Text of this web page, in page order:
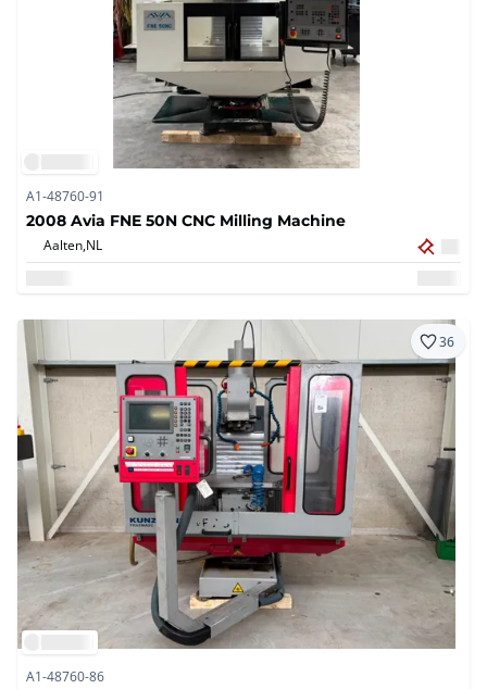
A1-48760-91
2008 Avia FNE 50N CNC Milling Machine
Aalten,NL
36
A1-48760-86